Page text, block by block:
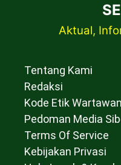
Aktual,
Tentang Kami
Redaksi
Kode Etik Wartawan
Pedoman Media
Terms Of Service
Kebijakan Privasi